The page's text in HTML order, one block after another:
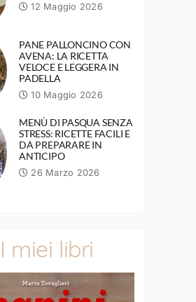
12 Maggio 2026
PANE PALLONCINO CON
AVENA: LA RICETTA
VELOCE E LEGGERA IN
PADELLA
10 Maggio 2026
MENÙ DI PASQUA SENZA
STRESS: RICETTE FACILI E
DA PREPARARE IN
ANTICIPO
26 Marzo 2026
I miei libri